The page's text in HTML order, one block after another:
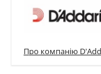
Про компанію